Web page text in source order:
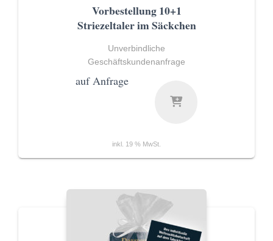
Vorbestellung 10+1
Striezeltaler im Säckchen
Unverbindliche
Geschäftskundenanfrage
auf Anfrage
inkl. 19 % MwSt.